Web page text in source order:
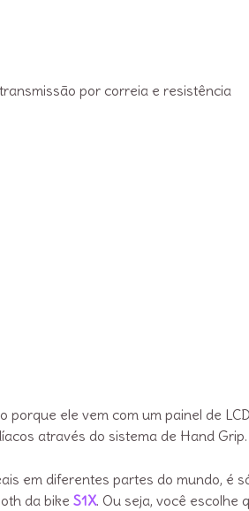
por correia e resistência
ele vem com um painel de
através do sistema de Hand
em diferentes partes do mundo, é
da bike S1X. Ou seja, você escolhe